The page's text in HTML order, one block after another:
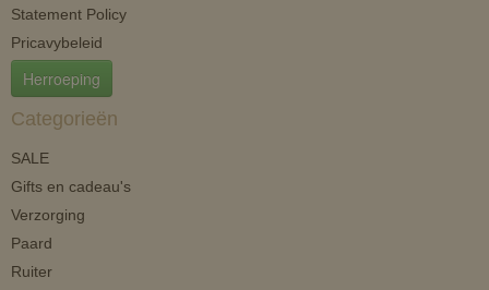
Statement Policy
Pricavybeleid
Herroeping
Categorieën
SALE
Gifts en cadeau's
Verzorging
Paard
Ruiter